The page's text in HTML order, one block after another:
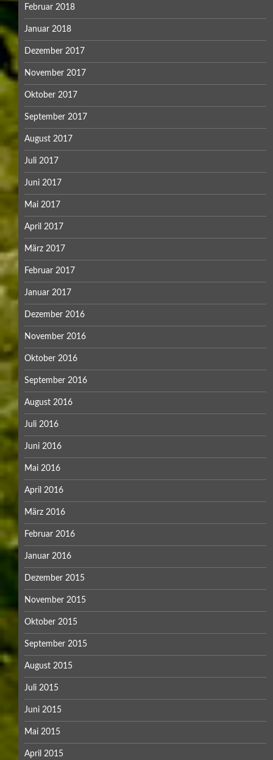
Februar 2018
Januar 2018
Dezember 2017
November 2017
Oktober 2017
September 2017
August 2017
Juli 2017
Juni 2017
Mai 2017
April 2017
März 2017
Februar 2017
Januar 2017
Dezember 2016
November 2016
Oktober 2016
September 2016
August 2016
Juli 2016
Juni 2016
Mai 2016
April 2016
März 2016
Februar 2016
Januar 2016
Dezember 2015
November 2015
Oktober 2015
September 2015
August 2015
Juli 2015
Juni 2015
Mai 2015
April 2015